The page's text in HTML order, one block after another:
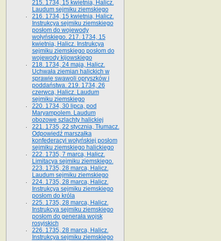
215. 1734, 15 kwietnia, Halicz.
Laudum sejmiku ziemskiego
216. 1734, 15 kwietnia, Halicz.
Instrukcya sejmiku ziemskiego
posłom do wojewody
wołyńskiego. 217. 1734, 15
kwietnia, Halicz. Instrukcya
sejmiku ziemskiego posłom do
wojewody kijowskiego
218. 1734, 24 maja, Halicz.
Uchwała ziemian halickich w
sprawie swawoli opryszków i
poddaństwa. 219. 1734, 26
czerwca, Halicz. Laudum
sejmiku ziemskiego
220. 1734, 30 lipca, pod
Maryampolem. Laudum
obozowe szlachty halickiej
221. 1735, 22 stycznia, Tłumacz.
Odpowiedź marszałka
konfederacyi wołyńskiej posłom
sejmiku ziemskiego halickiego
222. 1735, 7 marca, Halicz.
Limitacya sejmiku ziemskiego.
223. 1735, 28 marca, Halicz.
Laudum sejmiku ziemskiego
224. 1735, 28 marca, Halicz.
Instrukcya sejmiku ziemskiego
posłom do króla
225. 1735, 28 marca, Halicz.
Instrukcya sejmiku ziemskiego
posłom do generała wojsk
rosyjskich
226. 1735, 28 marca, Halicz.
Instrukcya sejmiku ziemskiego